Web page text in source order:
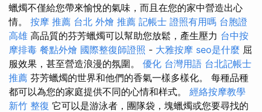
蠟燭不僅給您帶來愉悅的氣味，而且在您的家中營造出心
情。 按摩 推薦 台北 外燴 推薦 記帳士 證照有用嗎 台胞證
高雄 高品質的芬芳蠟燭可以幫助您放鬆，產生壓力 台中按
摩排毒 餐點外燴 國際整復師證照 - 大雅按摩 seo是什麼 屈
服效果，甚至營造浪漫的氛圍。 優化 台灣用語 台北記帳士
推薦 芬芳蠟燭的世界和他們的香氣一樣多樣化。 每種品種
都可以為您的家庭提供不同的心情和样式。 經絡按摩教學
新竹 整復 它可以是游泳者，團隊袋，塊蠟燭或您要尋找的